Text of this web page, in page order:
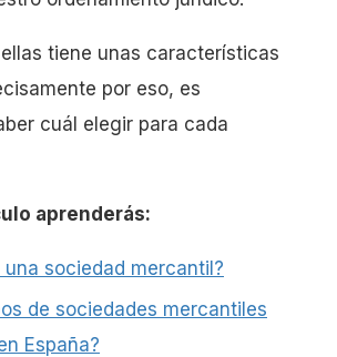
tiene unas características
por eso, es
cuál elegir para cada
aprenderás:
una sociedad mercantil?
de sociedades mercantiles
España?